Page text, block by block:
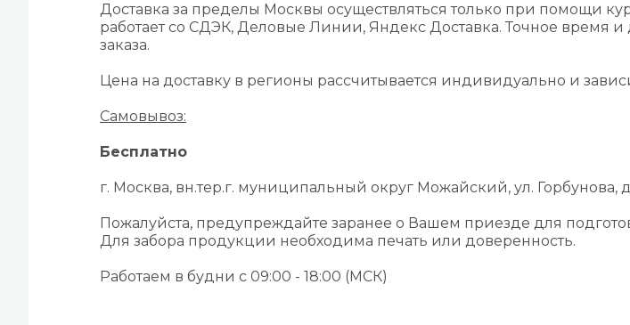
Доставка за пределы Москвы осуществляться только при помощи
работает со СДЭК, Деловые Линии, Яндекс Доставка. Точное время
заказа.
Цена на доставку в регионы рассчитывается индивидуально и
Самовывоз:
Бесплатно
г. Москва, вн.тер.г. муниципальный округ Можайский, ул. Горбунова,
Пожалуйста, предупреждайте заранее о Вашем приезде для
Для забора продукции необходима печать или доверенность.
Работаем в будни с 09:00 - 18:00 (МСК)